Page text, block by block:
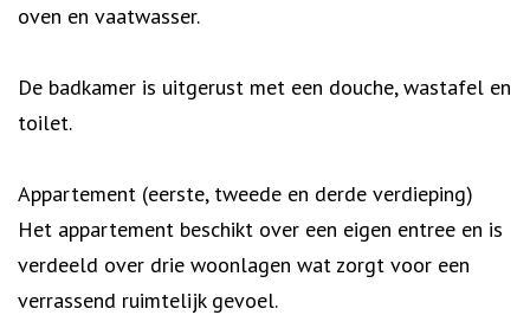
oven en vaatwasser.
De badkamer is uitgerust met een douche, wastafel en
toilet.
Appartement (eerste, tweede en derde verdieping)
Het appartement beschikt over een eigen entree en is
verdeeld over drie woonlagen wat zorgt voor een
verrassend ruimtelijk gevoel.